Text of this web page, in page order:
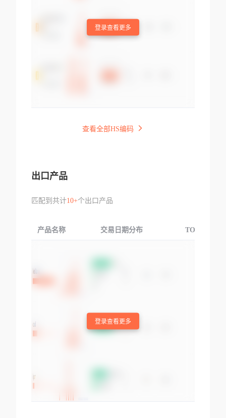
登录查看更多
查看全部HS编码
出口产品
匹配到共计10+个出口产品
产品名称 交易日期分布 TOP3交易国
登录查看更多